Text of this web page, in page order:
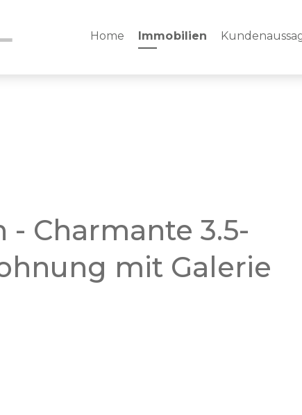
Home Immobilien
Charmante 3.5-
mit Galerie